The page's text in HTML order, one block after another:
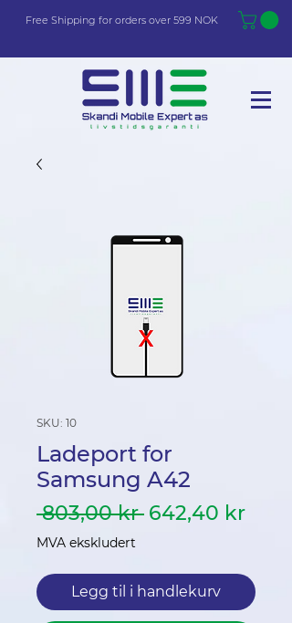
Free Shipping for orders over 599 NOK
SKU: 10
Ladeport for
Samsung A42
803,00 kr Vanlig
642,40 kr
MVA ekskludert
Legg til i handlekurv